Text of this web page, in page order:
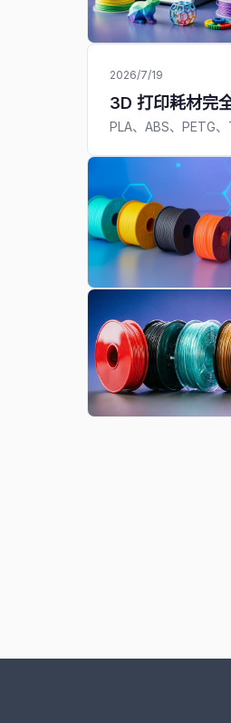
2026/7/19
3D 打印耗材完
PLA、ABS、PETG